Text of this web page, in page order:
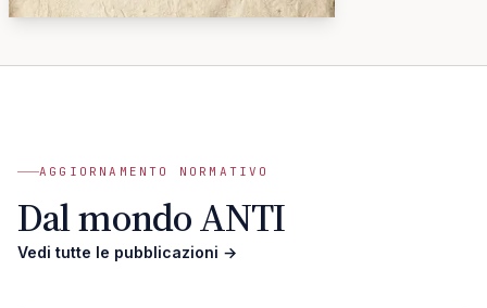
A
AGGIORNAMENTO NORMATIVO
Dal mondo ANTI
Vedi tutte le pubblicazioni →